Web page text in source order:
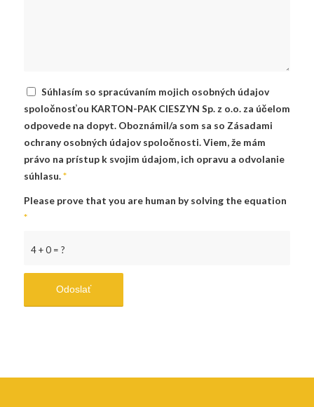
Súhlasím so spracúvaním mojich osobných údajov
spoločnosťou KARTON-PAK CIESZYN Sp. z o.o. za účelom
odpovede na dopyt. Oboznámil/a som sa so Zásadami
ochrany osobných údajov spoločnosti. Viem, že mám
právo na prístup k svojim údajom, ich opravu a odvolanie
súhlasu.*
4 + 0 = ?
Please prove that you are human by solving the equation
*